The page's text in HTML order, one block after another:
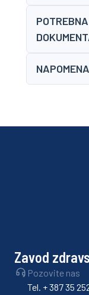
POTREBNA
NAPOMENA
Zavod
Pozovite nas
Tel. + 387 35